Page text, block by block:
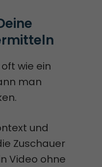
wie ein
man
und
Zuschauer
Video ohne